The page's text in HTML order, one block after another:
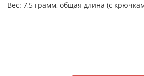
Вес: 7,5 грамм, общая длина (с